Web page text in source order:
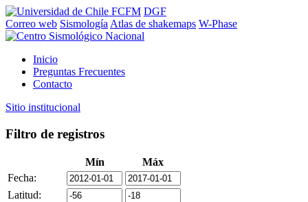
FCFM DGF
Correo web Sismología Atlas de shakemaps W-Phase
Inicio
Preguntas Frecuentes
Contacto
Sitio institucional
Filtro de registros
Mín
Máx
Fecha:
Latitud: